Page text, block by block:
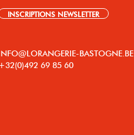
INSCRIPTIONS NEWSLETTER
INFO@LORANGERIE-BASTOGNE.BE
+32(0)492 69 85 60